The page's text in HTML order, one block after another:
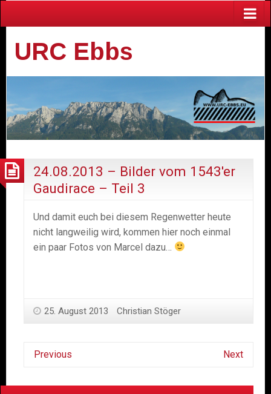
URC Ebbs
24.08.2013 – Bilder vom 1543′er
Gaudirace – Teil 3
Und damit euch bei diesem Regenwetter heute
nicht langweilig wird, kommen hier noch einmal
ein paar Fotos von Marcel dazu…
25. August 2013 Christian Stöger
Previous Next